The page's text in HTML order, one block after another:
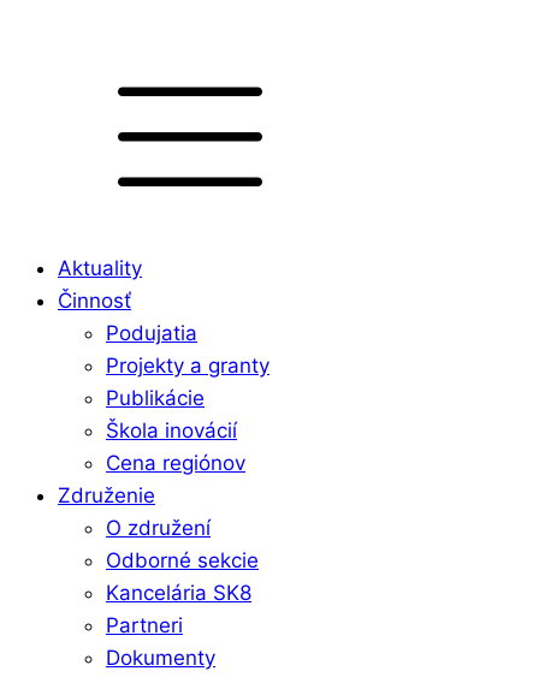
Aktuality
Činnosť
Podujatia
Projekty a granty
Publikácie
Škola inovácií
Cena regiónov
Združenie
O združení
Odborné sekcie
Kancelária SK8
Partneri
Dokumenty